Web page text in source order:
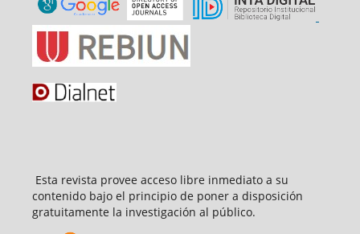
Esta revista provee acceso libre inmediato a su
contenido bajo el principio de poner a disposición
gratuitamente la investigación al público.